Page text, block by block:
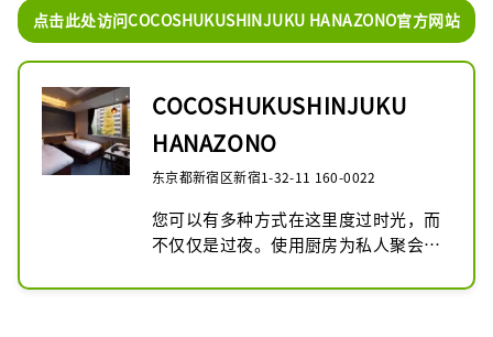
点击此处访问COCOSHUKUSHINJUKU HANAZONO官方网站
COCOSHUKUSHINJUKU
HANAZONO
东京都新宿区新宿1-32-11 160-0022
您可以有多种方式在这里度过时光，而
不仅仅是过夜。使用厨房为私人聚会准
或者慢慢地看书。大型市中心区和郁郁